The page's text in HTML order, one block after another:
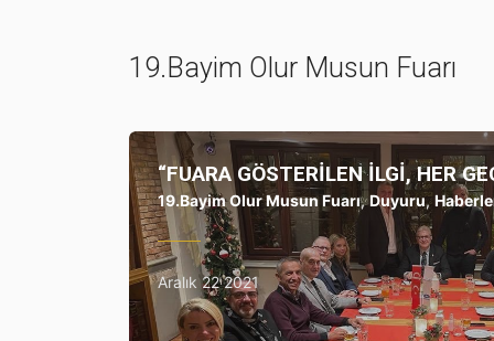
Galeri
Ödüller
Sivil Toplum
İletişim
19.Bayim Olur Musun Fuarı
“FUARA GÖSTERİLEN İLGİ, HER
19.Bayim Olur Musun Fuarı,Duyuru,
Aralık 22 2021